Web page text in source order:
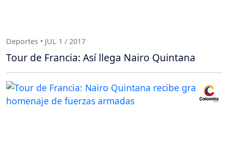
Deportes • JUL 1 / 2017
Tour de Francia: Así llega Nairo Quintana